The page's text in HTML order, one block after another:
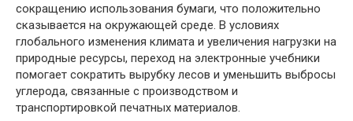
сокращению использования бумаги, что положительно
сказывается на окружающей среде. В условиях
глобального изменения климата и увеличения нагрузки на
природные ресурсы, переход на электронные учебники
помогает сократить вырубку лесов и уменьшить выбросы
углерода, связанные с производством и
транспортировкой печатных материалов.